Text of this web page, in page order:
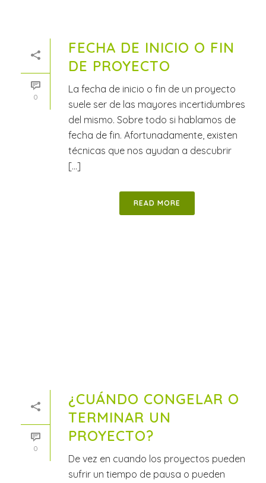
0
FECHA DE INICIO O FIN
DE PROYECTO
La fecha de inicio o fin de un proyecto
suele ser de las mayores incertidumbres
del mismo. Sobre todo si hablamos de
fecha de fin. Afortunadamente, existen
técnicas que nos ayudan a descubrir
[...]
READ MORE
0
¿CUÁNDO CONGELAR O
TERMINAR UN
PROYECTO?
De vez en cuando los proyectos pueden
sufrir un tiempo de pausa o pueden